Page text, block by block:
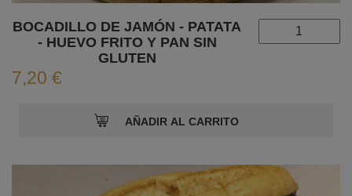
BOCADILLO DE JAMÓN - PATATA
- HUEVO FRITO Y PAN SIN
GLUTEN
7,20 €